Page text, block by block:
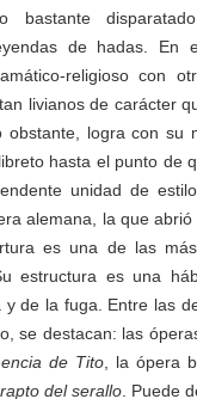
bastante
de hadas. En
religioso con
livianos de carácter
obstante, logra con su
hasta el punto de
unidad de
alemana, la que
es una de las
estructura es una
de la fuga. Entre las
se destacan: las
de Tito , la ópera
del serallo . Puede